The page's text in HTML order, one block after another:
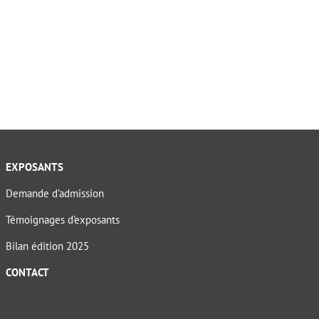
EXPOSANTS
Demande d’admission
Témoignages d’exposants
Bilan édition 2025
CONTACT